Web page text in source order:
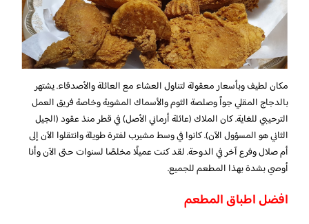
مكان لطيف وبأسعار معقولة لتناول العشاء مع العائلة والأصدقاء. يشتهر
بالدجاج المقلي جواً وصلصة الثوم والأسماك المشوية وخاصة فريق العمل
الترحيبي للغاية. كان الملاك (عائلة أرماني الأصل) في قطر منذ عقود (الجيل
الثاني هو المسؤول الآن). كانوا في وسط مشيرب لفترة طويلة وانتقلوا الآن إلى
أم صلال وفرع آخر في الدوحة. لقد كنت عميلًا مخلصًا لسنوات حتى الآن وأنا
أوصي بشدة بهذا المطعم للجميع.
افضل اطباق المطعم